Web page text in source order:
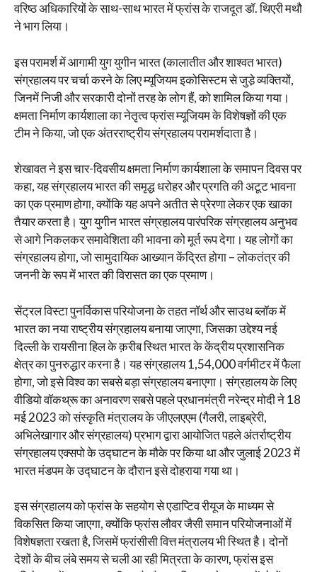
वरिष्ठ अधिकारियों के साथ-साथ भारत में फ्रांस के राजदूत डॉ. थिएरी मथौ
ने भाग लिया।
इस परामर्श में आगामी युग युगीन भारत (कालातीत और शाश्वत भारत)
संग्रहालय पर चर्चा करने के लिए म्‍यू‍जियम इकोसिस्‍टम से जुडे़ व्यक्तियों,
जिनमें निजी और सरकारी दोनों तरह के लोग हैं, को शामिल किया गया।
क्षमता निर्माण कार्यशाला का नेतृत्व फ्रांस म्यूजियम के विशेषज्ञों की एक
टीम ने किया, जो एक अंतरराष्ट्रीय संग्रहालय परामर्शदाता है।
शेखावत ने इस चार-दिवसीय क्षमता निर्माण कार्यशाला के समापन दिवस पर
कहा, यह संग्रहालय भारत की समृद्ध धरोहर और प्रगति की अटूट भावना
का एक प्रमाण होगा, क्योंकि यह अपने अतीत से प्रेरणा लेकर एक खाका
तैयार करता है। युग युगीन भारत संग्रहालय पारंपरिक संग्रहालय अनुभव
से आगे निकलकर समावेशिता की भावना को मूर्त रूप देगा। यह लोगों का
संग्रहालय होगा, जो सामुदायिक आख्यान केंद्रित होगा – लोकतंत्र की
जननी के रूप में भारत की विरासत का एक प्रमाण।
सेंट्रल विस्टा पुनर्विकास परियोजना के तहत नॉर्थ और साउथ ब्लॉक में
भारत का नया राष्ट्रीय संग्रहालय बनाया जाएगा, जिसका उद्देश्य नई
दिल्ली के रायसीना हिल के क़रीब स्थित भारत के केंद्रीय प्रशासनिक
क्षेत्र का पुनरुद्धार करना है। यह संग्रहालय 1,54,000 वर्गमीटर में फैला
होगा, जो इसे विश्‍व का सबसे बड़ा संग्रहालय बनाएगा। संग्रहालय के लिए
वीडियो वॉकथ्रू का अनावरण सबसे पहले प्रधानमंत्री नरेन्‍द्र मोदी ने 18
मई 2023 को संस्कृति मंत्रालय के जीएलएएम (गैलरी, लाइब्रेरी,
अभिलेखागार और संग्रहालय) प्रभाग द्वारा आयोजित पहले अंतर्राष्ट्रीय
संग्रहालय एक्सपो के उद्घाटन के मौके पर किया था और जुलाई 2023 में
भारत मंडपम के उद्घाटन के दौरान इसे दोहराया गया था।
इस संग्रहालय को फ्रांस के सहयोग से एडाप्टिव रीयूज के माध्यम से
विकसित किया जाएगा, क्योंकि फ्रांस लौवर जैसी समान परियोजनाओं में
विशेषज्ञता रखता है, जिसमें फ्रांसीसी वित्त मंत्रालय भी स्थित है। दोनों
देशों के बीच लंबे समय से चली आ रही मित्रता के कारण, फ्रांस इस